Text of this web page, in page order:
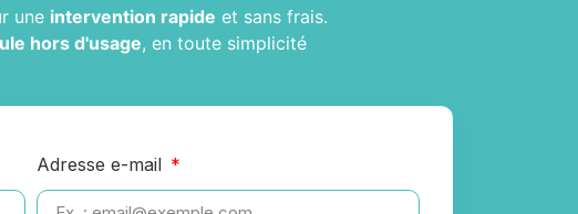
une intervention rapide et sans frais.
hors d'usage, en toute simplicité
Adresse e-mail